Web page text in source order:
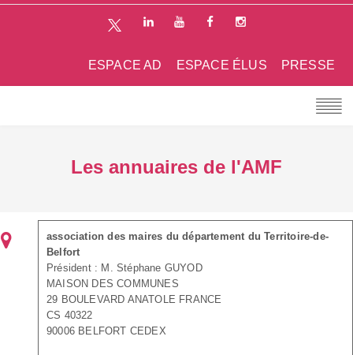
PRESSE
ESPACE ÉLUS
ESPACE AD
Les annuaires de l'AMF
association des maires du département du Territoire-de-
Belfort
Président : M. Stéphane GUYOD
MAISON DES COMMUNES
29 BOULEVARD ANATOLE FRANCE
CS 40322
90006 BELFORT CEDEX